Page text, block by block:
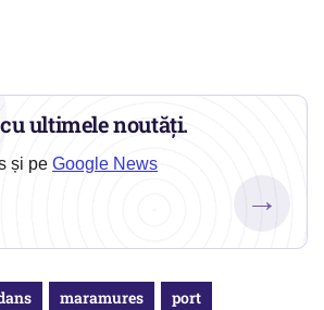
ultimele noutăți.
și pe Google News
→
maramures port